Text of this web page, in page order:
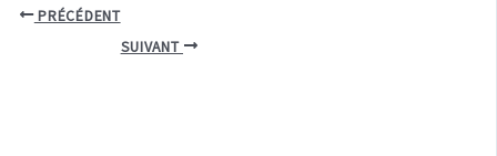
PRÉCÉDENT
SUIVANT